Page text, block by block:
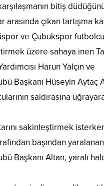
bitiş
arasında çıkan tartışma
ve Çubukspor
üzere sahaya inen
Harun Yalçın ve
Başkanı Hüseyin Aytaç
saldırasına
sakinleştirmek
başından yaralanan
Başkanı Altan, yaralı